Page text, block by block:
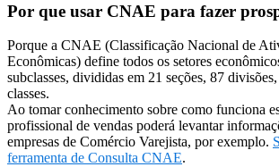
Por que usar CNAE para fazer
Porque a CNAE (Classificação Nacional de
Econômicas) define todos os setores
subclasses, divididas em 21 seções, 87
classes.
Ao tomar conhecimento sobre como funciona
profissional de vendas poderá levantar
empresas de Comércio Varejista, por exemplo.
ferramenta de Consulta CNAE.